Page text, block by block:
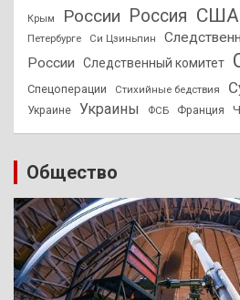
Крым России Россия США
Петербурге
Си Цзиньпин
России
Следственный комитет
Спецоперации Стихийные бедствия
Украине Украины ФСБ Франция
Общество